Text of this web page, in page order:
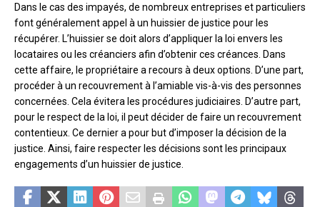
Dans le cas des impayés, de nombreux entreprises et particuliers
font généralement appel à un huissier de justice pour les
récupérer. L’huissier se doit alors d’appliquer la loi envers les
locataires ou les créanciers afin d’obtenir ces créances. Dans
cette affaire, le propriétaire a recours à deux options. D’une part,
procéder à un recouvrement à l’amiable vis-à-vis des personnes
concernées. Cela évitera les procédures judiciaires. D’autre part,
pour le respect de la loi, il peut décider de faire un recouvrement
contentieux. Ce dernier a pour but d’imposer la décision de la
justice. Ainsi, faire respecter les décisions sont les principaux
engagements d’un huissier de justice.